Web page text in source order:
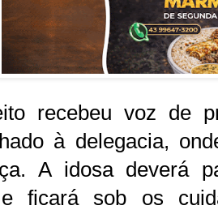
recebeu voz de
à delegacia,
A idosa deverá
ficará sob os